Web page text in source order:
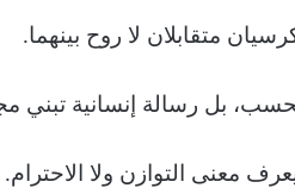
متقابلان لا روح بينهما.
بل رسالة إنسانية تبني
معنى التوازن ولا الاحترام.